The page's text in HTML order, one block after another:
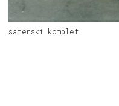
satenski komplet